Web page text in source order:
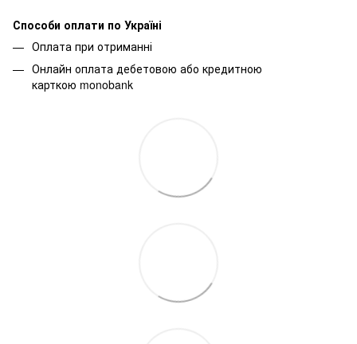
Способи оплати по Україні
Оплата при отриманні
Онлайн оплата дебетовою або кредитною
карткою monobank